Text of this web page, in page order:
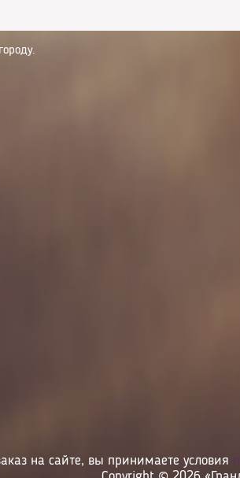
на сайте, вы принимаете условия